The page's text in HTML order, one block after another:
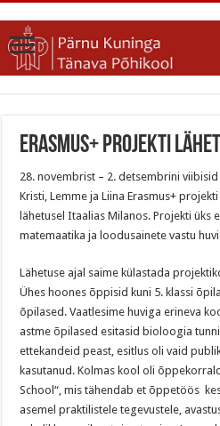
Erasmus+ projekti
28. novembrist – 2. detsembrini
Kristi, Lemme ja Liina Erasmus+
lähetusel Itaalias Milanos. Projekti üks
matemaatika ja loodusainete vastu
Lähetuse ajal saime külastada
Ühes hoones õppisid kuni 5. klassi
õpilased. Vaatlesime huviga erineva
astme õpilased esitasid bioloogia
ettekandeid peast, esitlus oli vaid
kasutanud. Kolmas kool oli
School“, mis tähendab et õppetöös
asemel praktilistele tegevustele,